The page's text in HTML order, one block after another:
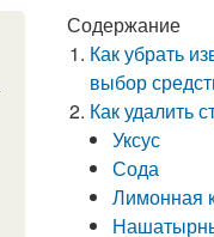
Содержание
Как убрать
выбор
Как удалить
Уксус
Сода
Лимонная